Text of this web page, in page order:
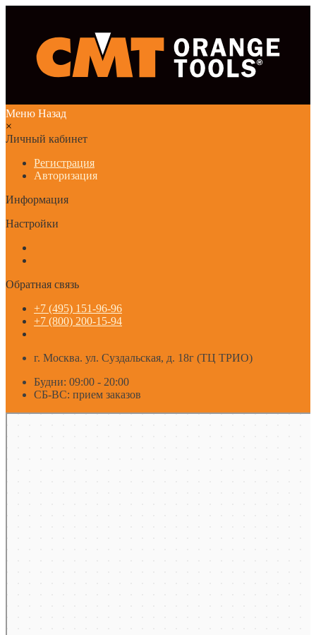
Меню Назад
×
Личный кабинет
Регистрация
Авторизация
Информация
Настройки
Обратная связь
+7 (495) 151-96-96
+7 (800) 200-15-94
г. Москва. ул. Суздальская, д. 18г (ТЦ ТРИО)
Будни: 09:00 - 20:00
СБ-ВС: прием заказов